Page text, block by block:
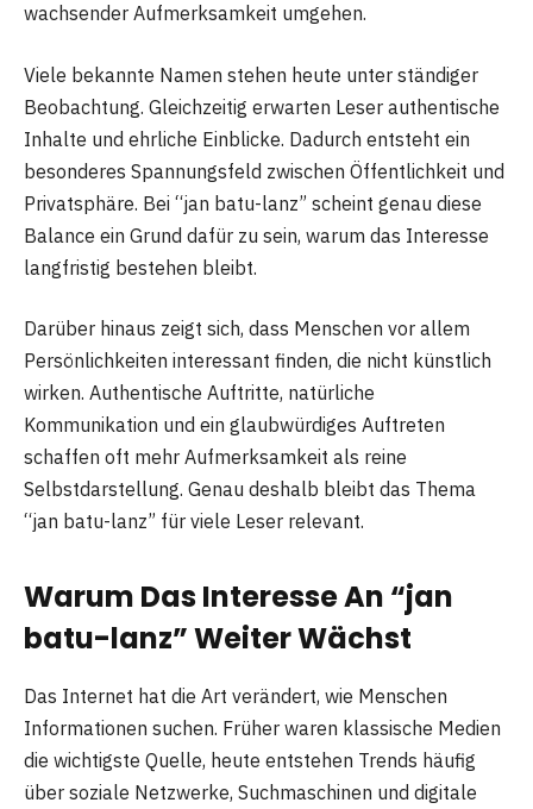
wachsender Aufmerksamkeit umgehen.
Viele bekannte Namen stehen heute unter ständiger
Beobachtung. Gleichzeitig erwarten Leser authentische
Inhalte und ehrliche Einblicke. Dadurch entsteht ein
besonderes Spannungsfeld zwischen Öffentlichkeit und
Privatsphäre. Bei “jan batu-lanz” scheint genau diese
Balance ein Grund dafür zu sein, warum das Interesse
langfristig bestehen bleibt.
Darüber hinaus zeigt sich, dass Menschen vor allem
Persönlichkeiten interessant finden, die nicht künstlich
wirken. Authentische Auftritte, natürliche
Kommunikation und ein glaubwürdiges Auftreten
schaffen oft mehr Aufmerksamkeit als reine
Selbstdarstellung. Genau deshalb bleibt das Thema
“jan batu-lanz” für viele Leser relevant.
Warum Das Interesse An “jan
batu-lanz” Weiter Wächst
Das Internet hat die Art verändert, wie Menschen
Informationen suchen. Früher waren klassische Medien
die wichtigste Quelle, heute entstehen Trends häufig
über soziale Netzwerke, Suchmaschinen und digitale